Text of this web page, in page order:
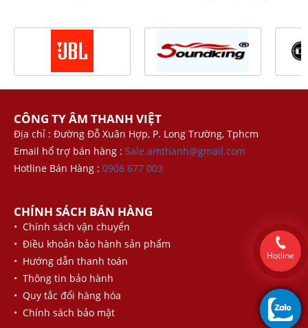
CÔNG TY ÂM THANH VIỆT
Địa chỉ : Đường Đỗ Xuân Hợp, P. Long Trường, Tphcm
Email hổ trợ bán hàng : Sale.amthanh@gmail.com
Hotline Bán Hàng : 0908 677 003
CHÍNH SÁCH BÁN HÀNG
• Chính sách vận chuyển
• Điều khoản bảo hành sản phẩm
• Hướng dẫn thanh toán
• Thông tin bảo hành
• Quy tắc đổi hàng hóa
• Chính sách bảo mật
Hotline